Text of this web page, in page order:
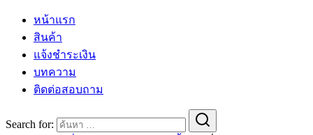
หน้าแรก
สินค้า
แจ้งชำระเงิน
บทความ
ติดต่อสอบถาม
Search for: